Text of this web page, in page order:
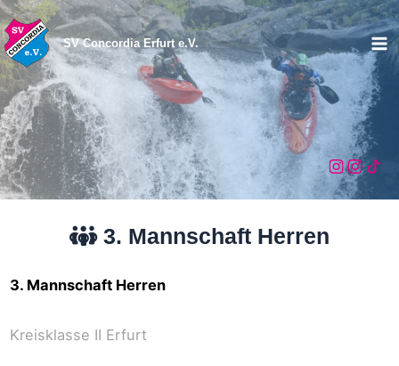
Zum
Inhalt
springen
SV Concordia Erfurt e.V.
3. Mannschaft Herren
3. Mannschaft Herren
Kreisklasse II Erfurt